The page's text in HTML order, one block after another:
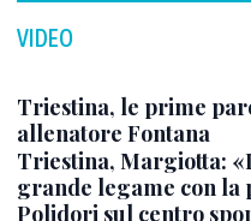
VIDEO
Triestina, le prime
allenatore Fontana
Triestina, Margiotta:
grande legame con la
Polidori sul centro